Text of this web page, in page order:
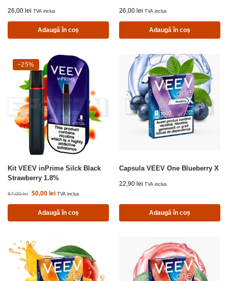
26,00 lei TVA inclus
Adaugă în coș
26,00 lei TVA inclus
Adaugă în coș
-25%
−25%
Kit VEEV inPrime Silck Black
Strawberry 1.8%
67,00lei 50,00 lei TVA inclus
Adaugă în coș
Capsula VEEV One Blueberry X
22,90 lei TVA inclus
Adaugă în coș